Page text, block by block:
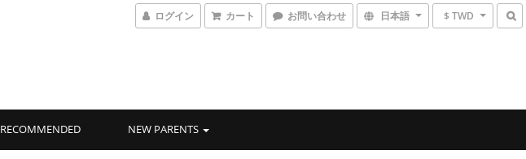
ログイン カート お問い合わせ 日本語 $ TWD
RECOMMENDED NEW PARENTS